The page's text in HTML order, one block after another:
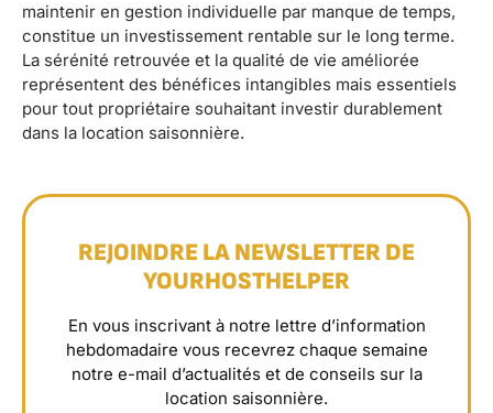
maintenir en gestion individuelle par manque de temps,
constitue un investissement rentable sur le long terme.
La sérénité retrouvée et la qualité de vie améliorée
représentent des bénéfices intangibles mais essentiels
pour tout propriétaire souhaitant investir durablement
dans la location saisonnière.
REJOINDRE LA NEWSLETTER DE
YOURHOSTHELPER
En vous inscrivant à notre lettre d’information
hebdomadaire vous recevrez chaque semaine
notre e-mail d’actualités et de conseils sur la
location saisonnière.